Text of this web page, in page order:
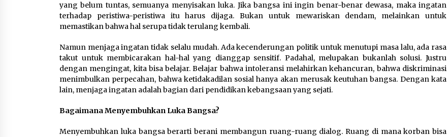
yang belum tuntas, semuanya menyisakan luka. Jika bangsa ini ingin benar-benar dewasa, maka ingatan
terhadap peristiwa-peristiwa itu harus dijaga. Bukan untuk mewariskan dendam, melainkan untuk
memastikan bahwa hal serupa tidak terulang kembali.
Namun menjaga ingatan tidak selalu mudah. Ada kecenderungan politik untuk menutupi masa lalu, ada rasa
takut untuk membicarakan hal-hal yang dianggap sensitif. Padahal, melupakan bukanlah solusi. Justru
dengan mengingat, kita bisa belajar. Belajar bahwa intoleransi melahirkan kehancuran, bahwa diskriminasi
menimbulkan perpecahan, bahwa ketidakadilan sosial hanya akan merusak keutuhan bangsa. Dengan kata
lain, menjaga ingatan adalah bagian dari pendidikan kebangsaan yang sejati.
Bagaimana Menyembuhkan Luka Bangsa?
Menyembuhkan luka bangsa berarti berani membangun ruang-ruang dialog. Ruang di mana korban bisa